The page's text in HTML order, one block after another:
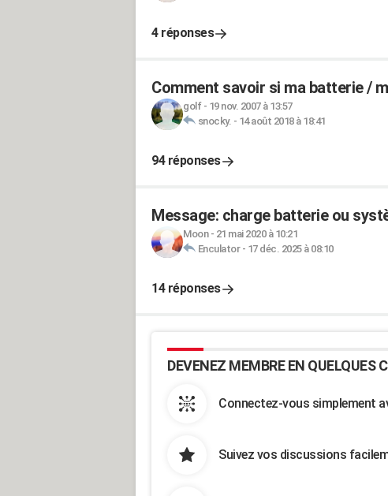
4 réponses
Comment savoir si ma batterie /
golf- 19 nov. 2007 à 13:57
snocky. - 14 août 2018 à 18:41
94 réponses
Message: charge batterie ou
Moon- 21 mai 2020 à 10:21
Enculator- 17 déc. 2025 à 08:10
14 réponses
DEVENEZ MEMBRE EN QUELQUES
Connectez-vous simplement
Suivez vos discussions